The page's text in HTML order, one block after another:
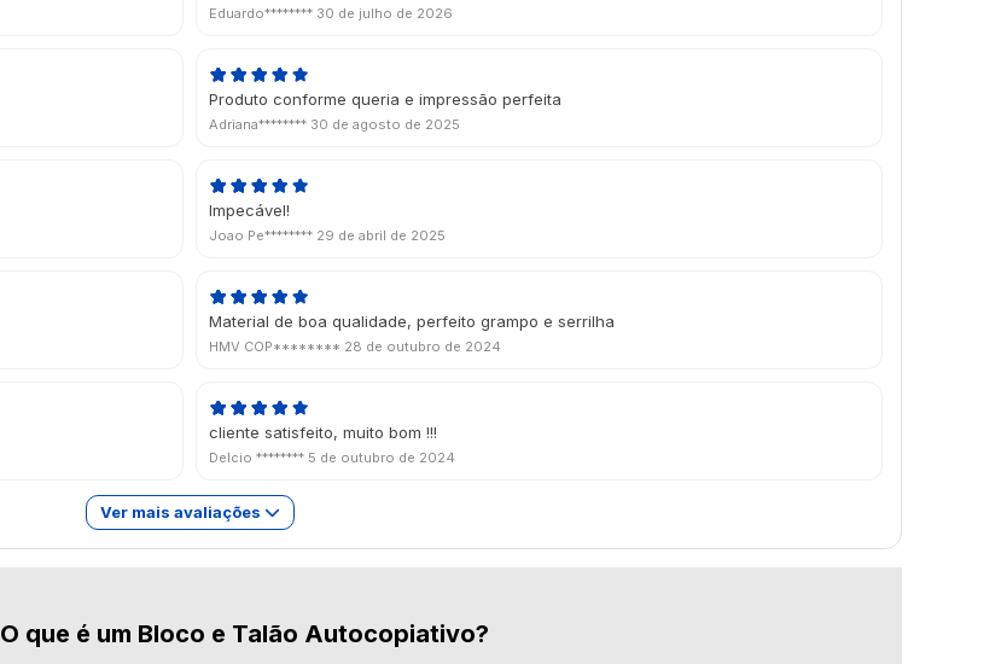
Eduardo******** 30 de julho de 2026
Produto conforme queria e impressão perfeita
Adriana******** 30 de agosto de 2025
Impecável!
Joao Pe******** 29 de abril de 2025
Material de boa qualidade, perfeito grampo e serrilha
HMV COP******** 28 de outubro de 2024
cliente satisfeito, muito bom !!!
Delcio ******** 5 de outubro de 2024
Ver mais avaliações
O que é um Bloco e Talão Autocopiativo?